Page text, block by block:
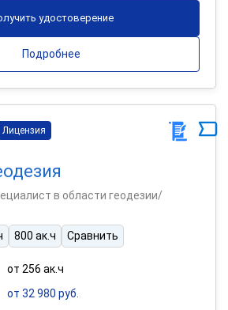
удостоверение
Подробнее
Лицензия
в области геодезии/
800 ак.ч Сравнить
от 256 ак.ч
от 32 980 руб.